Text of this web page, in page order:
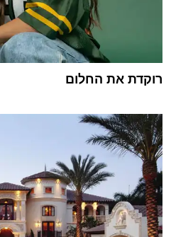
רוקדת את החלום